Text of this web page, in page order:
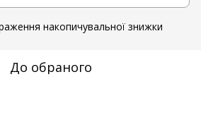
накопичувальної знижки
До обраного